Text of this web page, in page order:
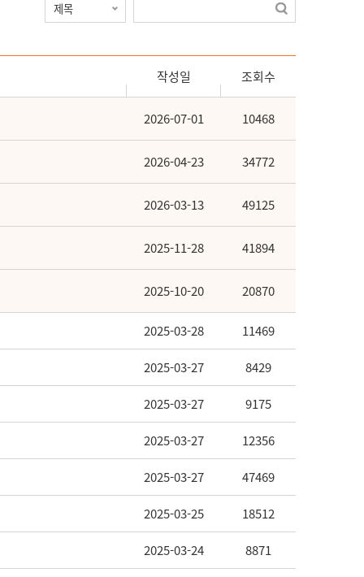
작성일 조회수
2026-07-01 10468
2026-04-23 34772
2026-03-13 49125
2025-11-28 41894
2025-10-20 20870
2025-03-28 11469
2025-03-27 8429
2025-03-27 9175
2025-03-27 12356
2025-03-27 47469
2025-03-25 18512
2025-03-24 8871